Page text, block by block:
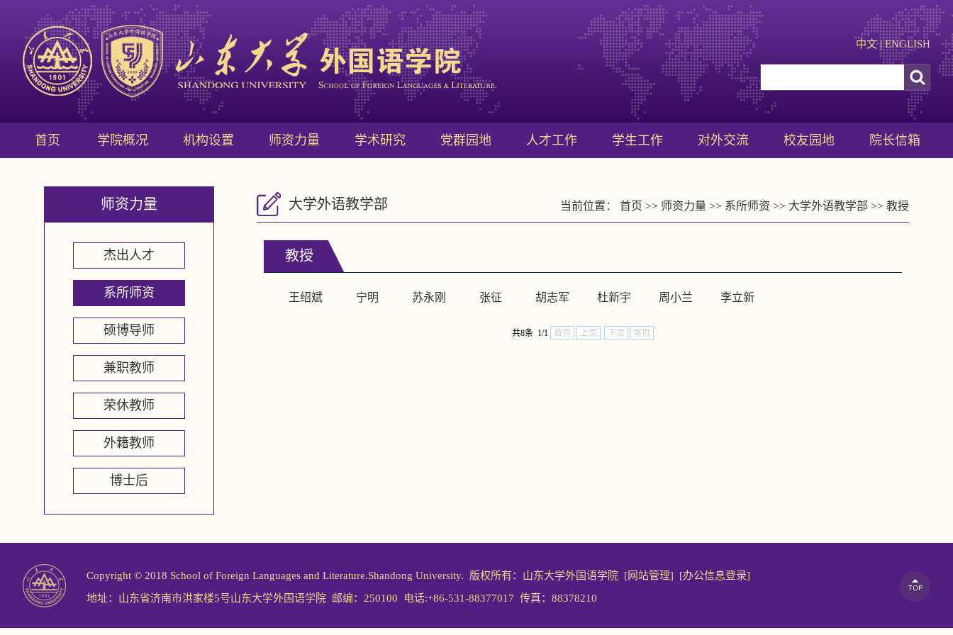
中文|ENGLISH
首页 学院概况 机构设置 师资力量 学术研究 党群园地 人才工作 学生工作 对外交流 校友园地 院长信箱
师资力量
杰出人才
系所师资
硕博导师
兼职教师
荣休教师
外籍教师
博士后
大学外语教学部 当前位置： 首页 >> 师资力量 >> 系所师资 >> 大学外语教学部 >> 教授
教授
王绍斌 宁明 苏永刚 张征 胡志军 杜新宇 周小兰 李立新
共8条 1/1 首页 上页 下页 尾页
Copyright © 2018 School of Foreign Languages and Literature.Shandong University. 版权所有：山东大学外国语学院 [网站管理]
[办公信息登录]
地址：山东省济南市洪家楼5号山东大学外国语学院 邮编：250100 电话:+86-531-88377017 传真：88378210